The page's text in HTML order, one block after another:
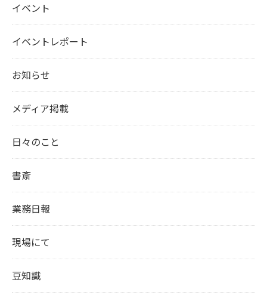
イベント
イベントレポート
お知らせ
メディア掲載
日々のこと
書斎
業務日報
現場にて
豆知識